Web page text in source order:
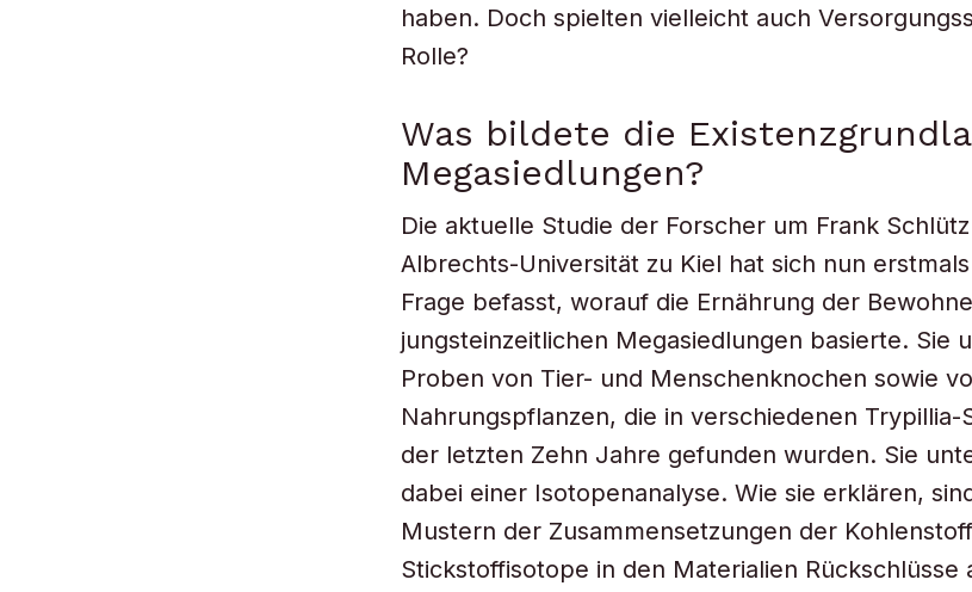
haben. Doch spielten vielleicht auch
Rolle?
Was bildete die
Megasiedlungen?
Die aktuelle Studie der Forscher um Frank
Albrechts-Universität zu Kiel hat sich nun
Frage befasst, worauf die Ernährung der
jungsteinzeitlichen Megasiedlungen basierte. Sie
Proben von Tier- und Menschenknochen sowie
Nahrungspflanzen, die in verschiedenen Trypillia-
der letzten Zehn Jahre gefunden wurden. Sie
dabei einer Isotopenanalyse. Wie sie erklären,
Mustern der Zusammensetzungen der
Stickstoffisotope in den Materialien Rückschlüsse